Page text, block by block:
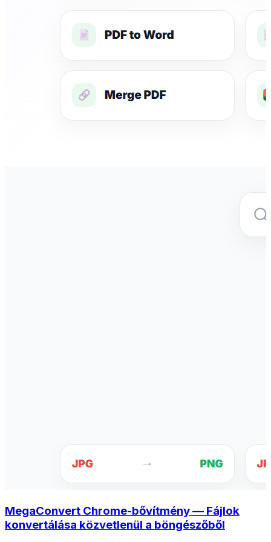
MegaConvert Chrome-bővítmény — Fájlok
konvertálása közvetlenül a böngészőből